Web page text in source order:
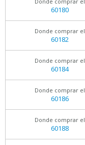
60180
Donde comprar el
60182
Donde comprar el
60184
Donde comprar el
60186
Donde comprar el
60188